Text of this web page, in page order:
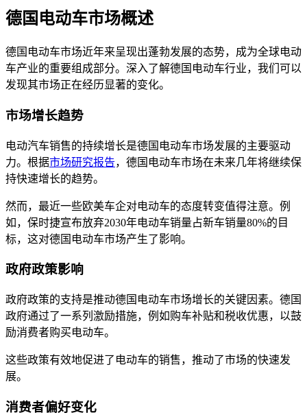
德国电动车市场概述
德国电动车市场近年来呈现出蓬勃发展的态势，成为全球电动
车产业的重要组成部分。深入了解德国电动车行业，我们可以
发现其市场正在经历显著的变化。
市场增长趋势
电动汽车销售的持续增长是德国电动车市场发展的主要驱动
力。根据市场研究报告，德国电动车市场在未来几年将继续保
持快速增长的趋势。
然而，最近一些欧美车企对电动车的态度转变值得注意。例
如，保时捷宣布放弃2030年电动车销量占新车销量80%的目
标，这对德国电动车市场产生了影响。
政府政策影响
政府政策的支持是推动德国电动车市场增长的关键因素。德国
政府通过了一系列激励措施，例如购车补贴和税收优惠，以鼓
励消费者购买电动车。
这些政策有效地促进了电动车的销售，推动了市场的快速发
展。
消费者偏好变化